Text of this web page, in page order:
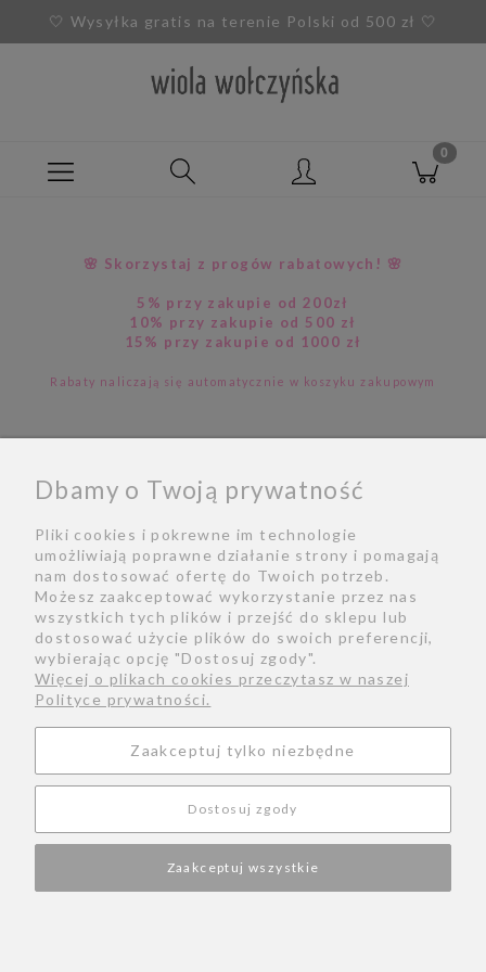
🤍 Wysyłka gratis na terenie Polski od 500 zł 🤍
🌸 Skorzystaj z progów rabatowych! 🌸
5% przy zakupie od 200zł
10% przy zakupie od 500 zł
15% przy zakupie od 1000 zł
Rabaty naliczają się automatycznie w koszyku zakupowym
Ten produkt jest niedostępny.
Bio Zwroty Kontakt Regulamin
Polityka prywatności Formy płatności
Instagram
WIOLA WOŁCZYŃSKA|DESIGNER@WIOLAWOLCZYNSKA.PL|TEL:602
73 60 57
NIP: 1181377280
Dbamy o Twoją prywatność
Pliki cookies i pokrewne im technologie
umożliwiają poprawne działanie strony i pomagają
nam dostosować ofertę do Twoich potrzeb.
Możesz zaakceptować wykorzystanie przez nas
wszystkich tych plików i przejść do sklepu lub
dostosować użycie plików do swoich preferencji,
wybierając opcję "Dostosuj zgody".
Więcej o plikach cookies przeczytasz w naszej
Polityce prywatności.
Zaakceptuj tylko niezbędne
Dostosuj zgody
Zaakceptuj wszystkie